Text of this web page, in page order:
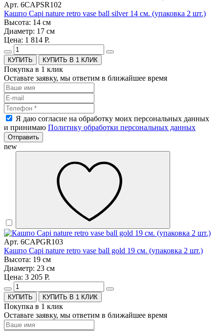
Арт. 6CAPSR102
Кашпо Capi nature retro vase ball silver 14 см. (упаковка 2 шт.)
Высота: 14 см
Диаметр: 17 см
Цена: 1 814 Р.
КУПИТЬ В 1 КЛИК
Покупка в 1 клик
Оставьте заявку, мы ответим в ближайшее время
Я даю согласие на обработку моих персональных данных
и принимаю Политику обработки персональных данных
Отправить
new
Арт. 6CAPGR103
Кашпо Capi nature retro vase ball gold 19 см. (упаковка 2 шт.)
Высота: 19 см
Диаметр: 23 см
Цена: 3 205 Р.
КУПИТЬ В 1 КЛИК
Покупка в 1 клик
Оставьте заявку, мы ответим в ближайшее время